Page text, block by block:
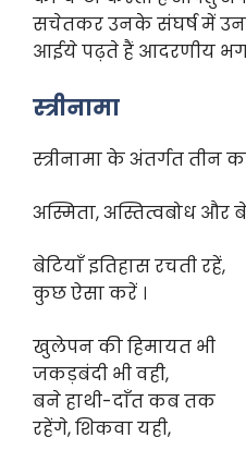
सचेतकर उनके संघर्ष में
आईये पढ़ते हैं आदरणीय
स्त्रीनामा
स्त्रीनामा के अंतर्गत तीन
अस्मिता, अस्तित्वबोध और
बेटियाँ इतिहास रचती रहें,
कुछ ऐसा करें ।
खुलेपन की हिमायत भी
जकड़बंदी भी वही,
बने हाथी-दाँत कब तक
रहेंगे, शिकवा यही,